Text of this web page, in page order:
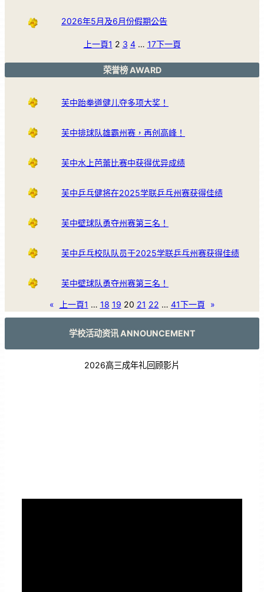
2026年5月及6月份假期公告
上一頁1 2 3 4 … 17下一頁
荣誉榜 AWARD
芙中跆拳道健儿夺多项大奖！
芙中排球队雄霸州赛，再创高峰！
芙中水上芭蕾比赛中获得优异成绩
芙中乒乓健将在2025学联乒乓州赛获得佳绩
芙中壁球队勇夺州赛第三名！
芙中乒乓校队队员于2025学联乒乓州赛获得佳绩
芙中壁球队勇夺州赛第三名！
« 上一頁1 … 18 19 20 21 22 … 41下一頁 »
学校活动资讯 ANNOUNCEMENT
2026高三成年礼回顾影片